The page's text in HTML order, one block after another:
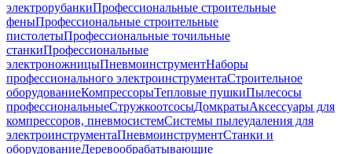
электрорубанкиПрофессиональные строительные
феныПрофессиональные строительные
пистолетыПрофессиональные точильные
станкиПрофессиональные
электроножницыПневмоинструментНаборы
профессионального электроинструментаСтроительное
оборудованиеКомпрессорыТепловые пушкиПылесосы
профессиональныеСтружкоотсосыДомкратыАксессуары для
компрессоров, пневмосистемСистемы пылеудаления для
электроинструментаПневмоинструментСтанки и
оборудованиеДеревообрабатывающие